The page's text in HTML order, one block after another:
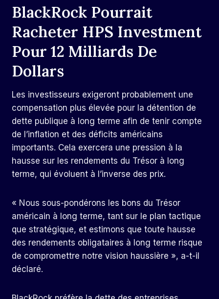
BlackRock Pourrait
Racheter HPS Investment
Pour 12 Milliards De
Dollars
Les investisseurs exigeront probablement une
compensation plus élevée pour la détention de
dette publique à long terme afin de tenir compte
de l’inflation et des déficits américains
importants. Cela exercera une pression à la
hausse sur les rendements du Trésor à long
terme, qui évoluent à l’inverse des prix.
« Nous sous-pondérons les bons du Trésor
américain à long terme, tant sur le plan tactique
que stratégique, et estimons que toute hausse
des rendements obligataires à long terme risque
de compromettre notre vision haussière », a-t-il
déclaré.